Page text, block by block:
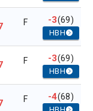
F -3(69)
HBH
F -3(69)
HBH
F -4(68)